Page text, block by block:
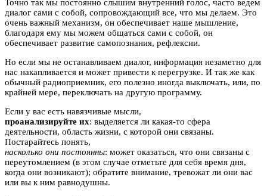
Точно так мы постоянно слышим внутренний голос, часто ведем
диалог сами с собой, сопровождающий все, что мы делаем. Это
очень важный механизм, он обеспечивает наше мышление,
благодаря ему мы можем общаться сами с собой, он
обеспечивает развитие самопознания, рефлексии.
Но если мы не останавливаем диалог, информация незаметно для
нас накапливается и может привести к перегрузке. И так же как
обычный радиоприемник, его полезно иногда выключать, или, по
крайней мере, переключать на другую программу.
Если у вас есть навязчивые мысли,
проанализируйте их: выделяется ли какая-то сфера
деятельности, область жизни, с которой они связаны.
Постарайтесь понять,
насколько они постоянны: может оказаться, что они связаны с
переутомлением (в этом случае отметьте для себя время дня,
когда они возникают); обратите внимание, тревожат ли они вас
или вы к ним равнодушны.